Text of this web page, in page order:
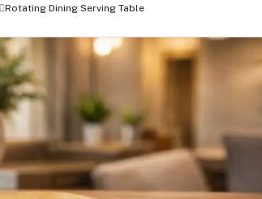
Rotating Dining Serving Table